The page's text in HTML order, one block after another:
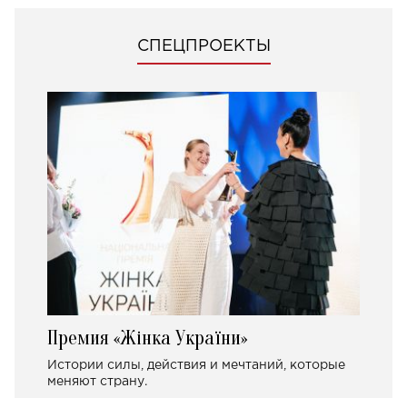
СПЕЦПРОЕКТЫ
Премия «Жінка України»
Истории силы, действия и мечтаний, которые
меняют страну.